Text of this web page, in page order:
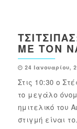
ΜΕ ΤΟΝ
24 Ιανουαρίου,
Στις 10:30 ο
το μεγάλο
ημιτελικό του
στιγμή είναι